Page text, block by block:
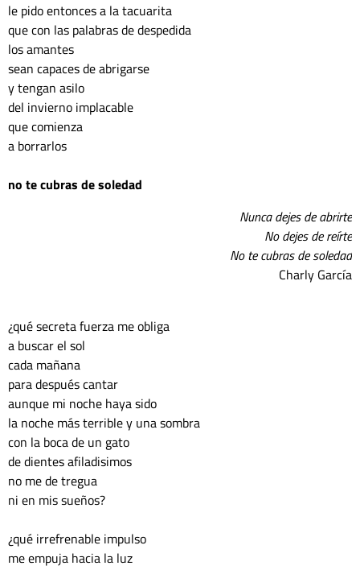
le pido entonces a la tacuarita
que con las palabras de despedida
los amantes
sean capaces de abrigarse
y tengan asilo
del invierno implacable
que comienza
a borrarlos
no te cubras de soledad
Nunca dejes de abrirte
No dejes de reírte
No te cubras de soledad
Charly García
¿qué secreta fuerza me obliga
a buscar el sol
cada mañana
para después cantar
aunque mi noche haya sido
la noche más terrible y una sombra
con la boca de un gato
de dientes afiladisimos
no me de tregua
ni en mis sueños?
¿qué irrefrenable impulso
me empuja hacia la luz